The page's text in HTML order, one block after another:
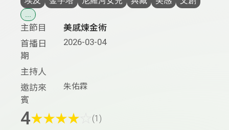
...
主節目
美感煉金術
首播日
期
2026-03-04
主持人
邀訪來
賓
朱佑霖
4★★★★ (1)